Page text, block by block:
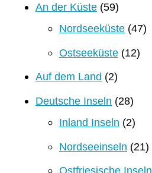
An der Küste (59)
Nordseeküste (47)
Ostseeküste (12)
Auf dem Land (2)
Deutsche Inseln (28)
Inland Inseln (2)
Nordseeinseln (21)
Ostfriesische Inseln